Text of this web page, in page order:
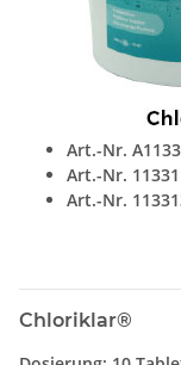
Art.-Nr.
Art.-Nr.
Art.-Nr.
Chloriklar®